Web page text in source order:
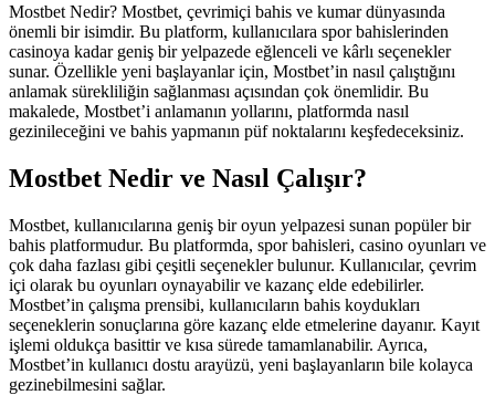
Mostbet Nedir? Mostbet, çevrimiçi bahis ve kumar dünyasında
önemli bir isimdir. Bu platform, kullanıcılara spor bahislerinden
casinoya kadar geniş bir yelpazede eğlenceli ve kârlı seçenekler
sunar. Özellikle yeni başlayanlar için, Mostbet’in nasıl çalıştığını
anlamak sürekliliğin sağlanması açısından çok önemlidir. Bu
makalede, Mostbet’i anlamanın yollarını, platformda nasıl
gezinileceğini ve bahis yapmanın püf noktalarını keşfedeceksiniz.
Mostbet Nedir ve Nasıl Çalışır?
Mostbet, kullanıcılarına geniş bir oyun yelpazesi sunan popüler bir
bahis platformudur. Bu platformda, spor bahisleri, casino oyunları ve
çok daha fazlası gibi çeşitli seçenekler bulunur. Kullanıcılar, çevrim
içi olarak bu oyunları oynayabilir ve kazanç elde edebilirler.
Mostbet’in çalışma prensibi, kullanıcıların bahis koydukları
seçeneklerin sonuçlarına göre kazanç elde etmelerine dayanır. Kayıt
işlemi oldukça basittir ve kısa sürede tamamlanabilir. Ayrıca,
Mostbet’in kullanıcı dostu arayüzü, yeni başlayanların bile kolayca
gezinebilmesini sağlar.